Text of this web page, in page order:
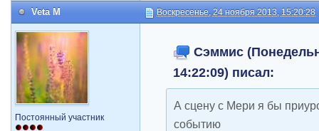
Veta M Воскресенье, 24 ноября 2013, 15:20:28
Постоянный участник
Сэммис
14:22:09) писал:
А сцену с Мери я бы
событию